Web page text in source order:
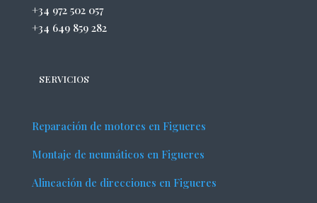
+34 972 502 057
+34 649 859 282
SERVICIOS
Reparación de motores en Figueres
Montaje de neumáticos en Figueres
Alineación de direcciones en Figueres